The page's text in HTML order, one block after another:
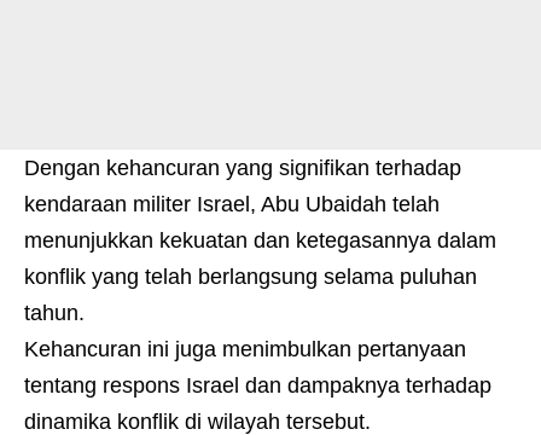
Dengan kehancuran yang signifikan terhadap
kendaraan militer Israel, Abu Ubaidah telah
menunjukkan kekuatan dan ketegasannya dalam
konflik yang telah berlangsung selama puluhan
tahun.
Kehancuran ini juga menimbulkan pertanyaan
tentang respons Israel dan dampaknya terhadap
dinamika konflik di wilayah tersebut.